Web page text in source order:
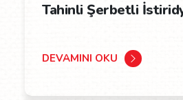
Tahinli Şerbetli
DEVAMINI OKU